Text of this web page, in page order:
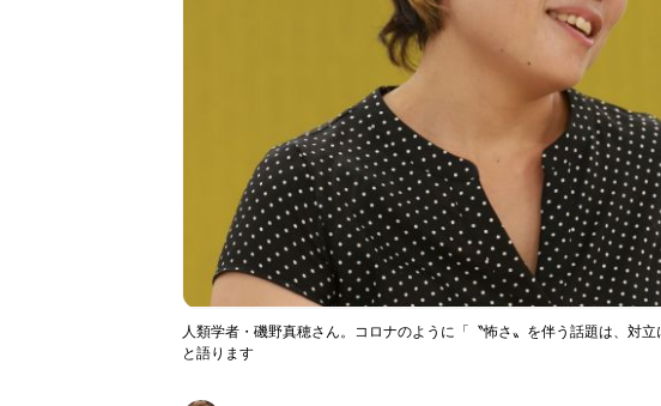
人類学者・磯野真穂さん。コロナのように「〝怖さ〟を伴う話題は、対
と語ります